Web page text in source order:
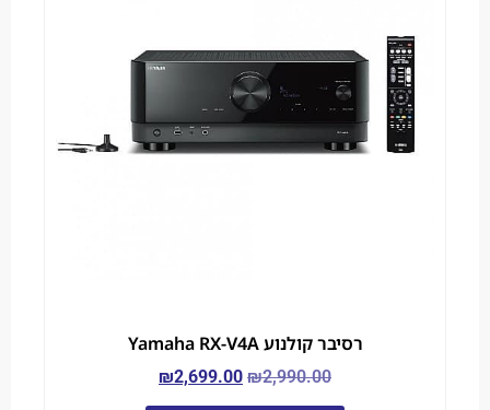
רסיבר קולנוע Yamaha RX-V4A
₪
₪2,699.00